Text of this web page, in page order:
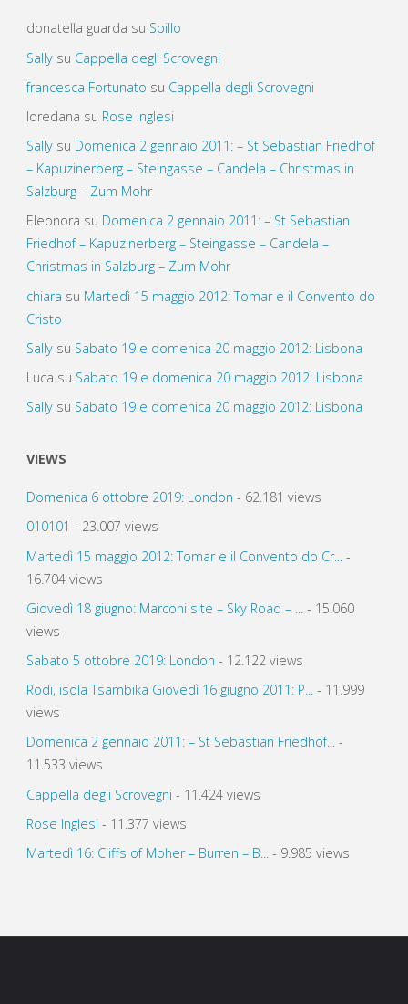
donatella guarda su Spillo
Sallysu Cappella degli Scrovegni
francesca Fortunato su Cappella degli Scrovegni
loredana su Rose Inglesi
Sallysu Domenica 2 gennaio 2011: – St Sebastian Friedhof
– Kapuzinerberg – Steingasse – Candela – Christmas in
Salzburg – Zum Mohr
Eleonora su Domenica 2 gennaio 2011: – St Sebastian
Friedhof – Kapuzinerberg – Steingasse – Candela –
Christmas in Salzburg – Zum Mohr
chiara su Martedì 15 maggio 2012: Tomar e il Convento do
Cristo
Sallysu Sabato 19 e domenica 20 maggio 2012: Lisbona
Luca su Sabato 19 e domenica 20 maggio 2012: Lisbona
Sallysu Sabato 19 e domenica 20 maggio 2012: Lisbona
VIEWS
Domenica 6 ottobre 2019: London - 62.181 views
010101 - 23.007 views
Martedì 15 maggio 2012: Tomar e il Convento do Cr...
-
16.704 views
Giovedì 18 giugno: Marconi site – Sky Road – ...- 15.060
views
Sabato 5 ottobre 2019: London - 12.122 views
Rodi, isola Tsambika Giovedì 16 giugno 2011: P...- 11.999
views
Domenica 2 gennaio 2011: – St Sebastian Friedhof...-
11.533 views
Cappella degli Scrovegni - 11.424 views
Rose Inglesi - 11.377 views
Martedì 16: Cliffs of Moher – Burren – B...- 9.985 views